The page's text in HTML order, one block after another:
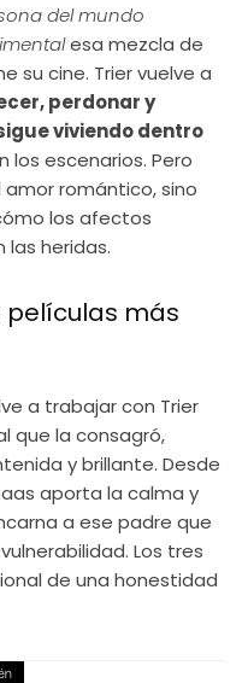
del mundo
esa mezcla de
su cine. Trier vuelve a
perdonar y
viviendo dentro
los escenarios. Pero
romántico, sino
los afectos
heridas.
películas más
a trabajar con Trier
que la consagró,
y brillante. Desde
aporta la calma y
a ese padre que
Los tres
de una honestidad